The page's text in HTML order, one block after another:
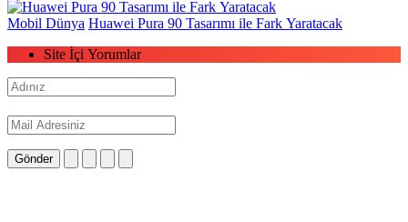
Mobil Dünya Huawei Pura 90 Tasarımı ile Fark Yaratacak
Site İçi Yorumlar
Gönder